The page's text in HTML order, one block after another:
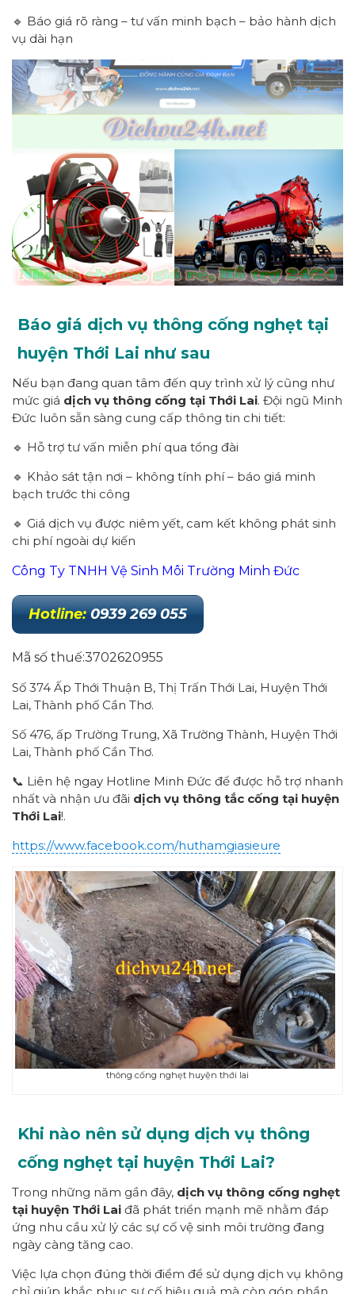
🔹 Báo giá rõ ràng – tư vấn minh bạch – bảo hành dịch
vụ dài hạn
Báo giá dịch vụ thông cống nghẹt tại
huyện Thới Lai như sau
Nếu bạn đang quan tâm đến quy trình xử lý cũng như
mức giá dịch vụ thông cống tại Thới Lai. Đội ngũ Minh
Đức luôn sẵn sàng cung cấp thông tin chi tiết:
🔹 Hỗ trợ tư vấn miễn phí qua tổng đài
🔹 Khảo sát tận nơi – không tính phí – báo giá minh
bạch trước thi công
🔹 Giá dịch vụ được niêm yết, cam kết không phát sinh
chi phí ngoài dự kiến
Công Ty TNHH Vệ Sinh Môi Trường Minh Đức
Hotline: 0939 269 055
Mã số thuế:3702620955
Số 374 Ấp Thới Thuận B, Thị Trấn Thới Lai, Huyện Thới
Lai, Thành phố Cần Thơ.
Số 476, ấp Trường Trung, Xã Trường Thành, Huyện Thới
Lai, Thành phố Cần Thơ.
📞 Liên hệ ngay Hotline Minh Đức để được hỗ trợ nhanh
nhất và nhận ưu đãi dịch vụ thông tắc cống tại huyện
Thới Lai!.
https://www.facebook.com/huthamgiasieure
thông cống nghẹt huyện thới lai
Khi nào nên sử dụng dịch vụ thông
cống nghẹt tại huyện Thới Lai?
Trong những năm gần đây, dịch vụ thông cống nghẹt
tại huyện Thới Lai đã phát triển mạnh mẽ nhằm đáp
ứng nhu cầu xử lý các sự cố vệ sinh môi trường đang
ngày càng tăng cao.
Việc lựa chọn đúng thời điểm để sử dụng dịch vụ không
chỉ giúp khắc phục sự cố hiệu quả mà còn góp phần